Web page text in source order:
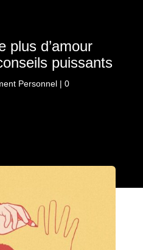
plus d’amour
puissants
Personnel| 0